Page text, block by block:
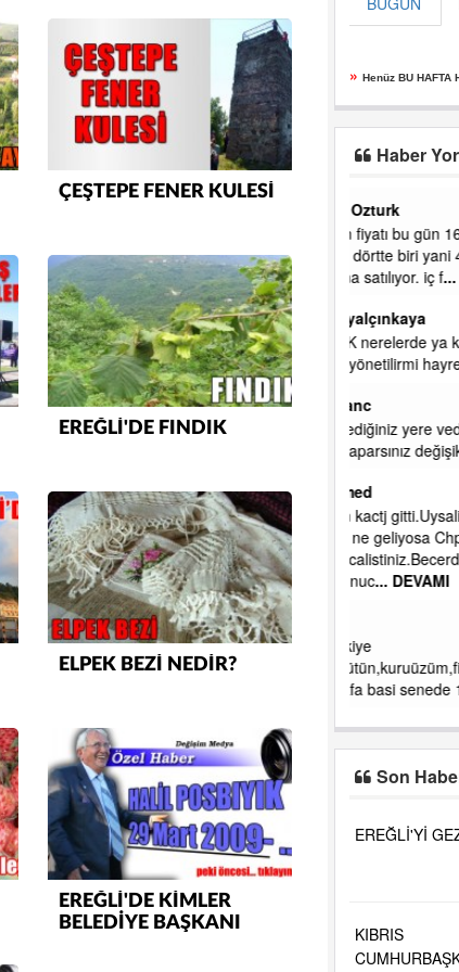
ÇEŞTEPE FENER KULESİ
EREĞLİ'DE FINDIK
ELPEK BEZİ NEDİR?
EREĞLİ'DE KİMLER
BELEDİYE BAŞKANI
BUGÜN
Haber
bu fiyatın dörtte biri yani 400 TL olmalı. iç fındık
dört katına satılıyor. iç f... DEVAMI
ibrahim yalçınkaya
POSBIYIK nerelerde ya kaç aydır vekaletle
belediye yönetilirmi hayretdebişey
Kadir inanc
Ekmek yediğiniz yere veda edersiniz gurur
Muhammed
Valla tren kactj gitti.Uysali devirmwk icin
elinizden ne geliyosa Chp ile kendi partiniz
aleyhine calistiniz.Becerdinizde Adami alasa
ettiniz.Sonuc... DEVAMI
1950 türkiye
Yalılı
Ereğlinin en
ve
alamazsın.
başkanım
görmek
daha da
ibrahim
qaasvalt
asvalt döke
aşağıda
basacak ma
ibrahim
kemer
giden yola
boruları
ibogemici
yaz geldi
başladı biz
diyoruz
Son